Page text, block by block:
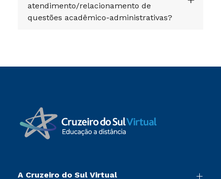
atendimento/relacionamento de
questões acadêmico-administrativas?
A Cruzeiro do Sul Virtual